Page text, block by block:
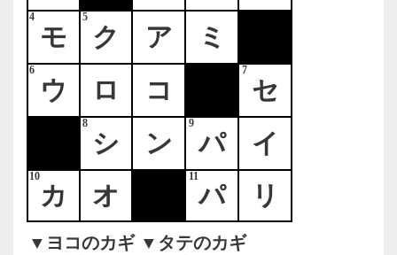
4 5
6 7
8 9
10 11
モ
ク ア
ミ
ウ
ロ コ
セ
シ
ン パ
イ
カ
オ パ リ
▼ヨコのカギ ▼タテのカギ